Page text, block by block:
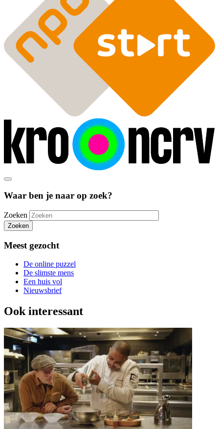
Waar ben je naar op zoek?
Zoeken
Zoeken
Meest gezocht
De online puzzel
De slimste mens
Een huis vol
Nieuwsbrief
Ook interessant